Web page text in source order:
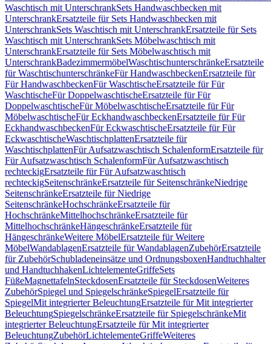
Waschtisch mit UnterschrankSets Handwaschbecken mit
UnterschrankErsatzteile für Sets Handwaschbecken mit
UnterschrankSets Waschtisch mit UnterschrankErsatzteile für Sets
Waschtisch mit UnterschrankSets Möbelwaschtisch mit
UnterschrankErsatzteile für Sets Möbelwaschtisch mit
UnterschrankBadezimmermöbelWaschtischunterschränkeErsatzteile
für WaschtischunterschränkeFür HandwaschbeckenErsatzteile für
Für HandwaschbeckenFür WaschtischeErsatzteile für Für
WaschtischeFür DoppelwaschtischeErsatzteile für Für
DoppelwaschtischeFür MöbelwaschtischeErsatzteile für Für
MöbelwaschtischeFür EckhandwaschbeckenErsatzteile für Für
EckhandwaschbeckenFür EckwaschtischeErsatzteile für Für
EckwaschtischeWaschtischplattenErsatzteile für
WaschtischplattenFür Aufsatzwaschtisch SchalenformErsatzteile für
Für Aufsatzwaschtisch SchalenformFür Aufsatzwaschtisch
rechteckigErsatzteile für Für Aufsatzwaschtisch
rechteckigSeitenschränkeErsatzteile für SeitenschränkeNiedrige
SeitenschränkeErsatzteile für Niedrige
SeitenschränkeHochschränkeErsatzteile für
HochschränkeMittelhochschränkeErsatzteile für
MittelhochschränkeHängeschränkeErsatzteile für
HängeschränkeWeitere MöbelErsatzteile für Weitere
MöbelWandablagenErsatzteile für WandablagenZubehörErsatzteile
für ZubehörSchubladeneinsätze und OrdnungsboxenHandtuchhalter
und HandtuchhakenLichtelementeGriffeSets
FüßeMagnettafelnSteckdosenErsatzteile für SteckdosenWeiteres
ZubehörSpiegel und SpiegelschränkeSpiegelErsatzteile für
SpiegelMit integrierter BeleuchtungErsatzteile für Mit integrierter
BeleuchtungSpiegelschränkeErsatzteile für SpiegelschränkeMit
integrierter BeleuchtungErsatzteile für Mit integrierter
BeleuchtungZubehörLichtelementeGriffeWeiteres